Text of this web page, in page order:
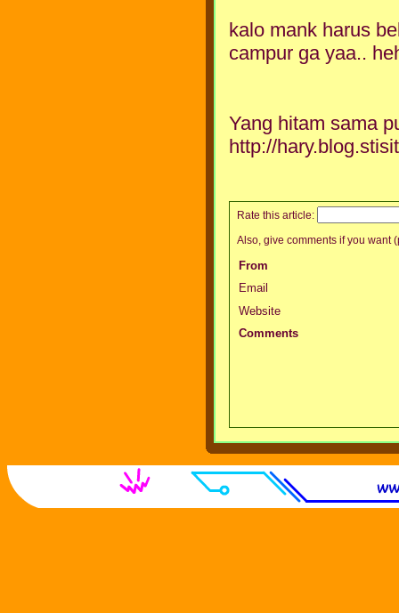
kalo mank harus
campur ga yaa..
Yang hitam sama
http://
Rate this article:
Also, give comments if you want
From
Email
Website
Comments